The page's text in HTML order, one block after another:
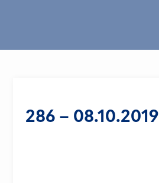
286 – 08.10.2019